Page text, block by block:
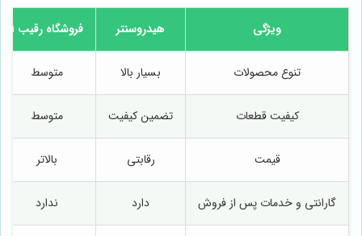
ویژگی هیدروسنتر فروشگاه رقیب 1
تنوع محصولات بسیار بالا متوسط
کیفیت قطعات تضمین کیفیت متوسط
قیمت رقابتی بالاتر
گارانتی و خدمات پس از فروش دارد ندارد